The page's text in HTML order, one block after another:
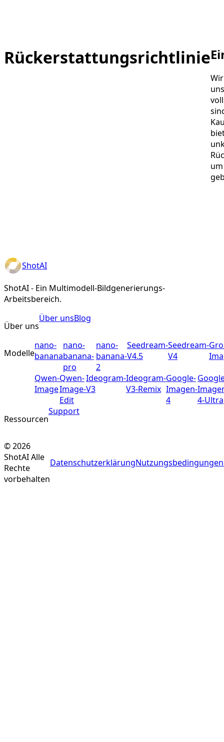
Rückerstattungsrichtlinie
ShotAI
ShotAI - Ein Multimodell-Bildgenerierungs-
Arbeitsbereich.
Über uns
Über unsBlog
Modelle
nano-
banana
nano-
banana-
pro
nano-
banana-
2
Seedream-
V4.5
Seedream-
V4
Qwen-
Image
Qwen-
Image-
Edit
Ideogram-
V3
Ideogram-
V3-Remix
Google-
Imagen-
4
4-Ultra
Ressourcen
Support
©2026
ShotAIAlle
Rechte
vorbehalten
DatenschutzerklärungNutzungsbedingungen